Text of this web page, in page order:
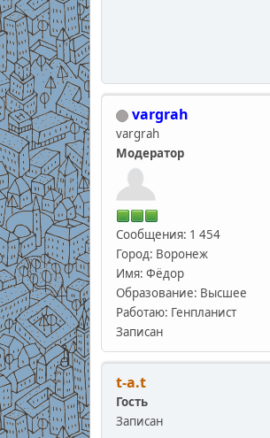
vargrah
vargrah
Модератор
Сообщения: 1 454
Город: Воронеж
Имя: Фёдор
Образование: Высшее
Работаю: Генпланист
Записан
t-a.t
Гость
Записан